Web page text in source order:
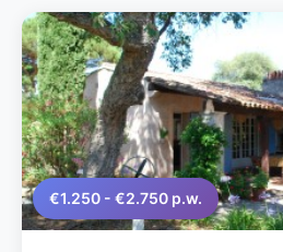
€1.250 - €2.750 p.w.